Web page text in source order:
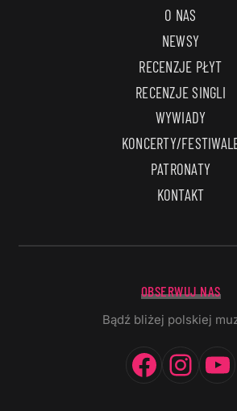
O NAS
NEWSY
RECENZJE PŁYT
RECENZJE SINGLI
WYWIADY
KONCERTY/
PATRONATY
KONTAKT
OBSERWUJ NAS
Bądź bliżej polskiej